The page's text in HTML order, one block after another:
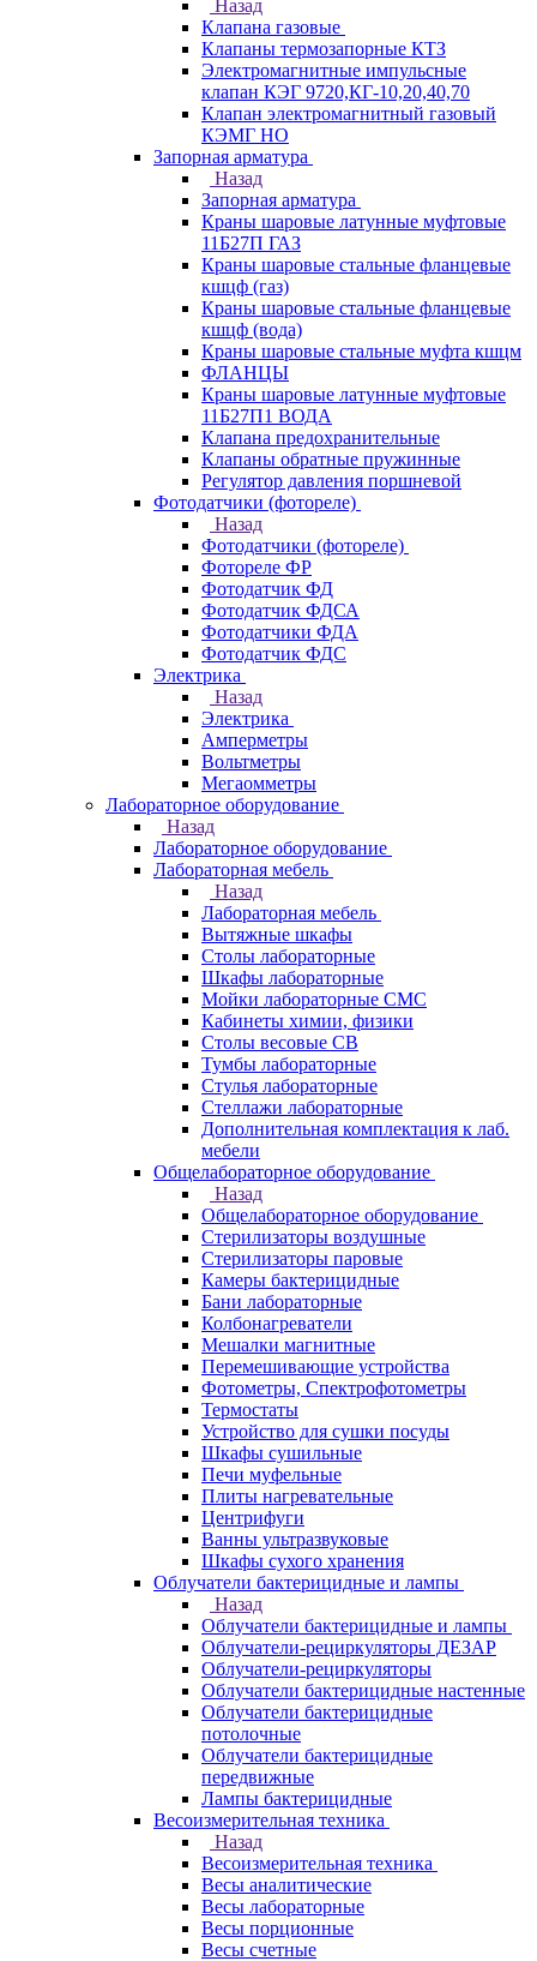
Назад
Клапана газовые
Клапаны термозапорные КТЗ
Электромагнитные импульсные
клапан КЭГ 9720,КГ-10,20,40,70
Клапан электромагнитный газовый
КЭМГ НО
Запорная арматура
Назад
Запорная арматура
Краны шаровые латунные муфтовые
11Б27П ГАЗ
Краны шаровые стальные фланцевые
кшцф (газ)
Краны шаровые стальные фланцевые
кшцф (вода)
Краны шаровые стальные муфта кшцм
ФЛАНЦЫ
Краны шаровые латунные муфтовые
11Б27П1 ВОДА
Клапана предохранительные
Клапаны обратные пружинные
Регулятор давления поршневой
Фотодатчики (фотореле)
Назад
Фотодатчики (фотореле)
Фотореле ФР
Фотодатчик ФД
Фотодатчик ФДСА
Фотодатчики ФДА
Фотодатчик ФДС
Электрика
Назад
Электрика
Амперметры
Вольтметры
Мегаомметры
Лабораторное оборудование
Назад
Лабораторное оборудование
Лабораторная мебель
Назад
Лабораторная мебель
Вытяжные шкафы
Столы лабораторные
Шкафы лабораторные
Мойки лабораторные СМС
Кабинеты химии, физики
Столы весовые СВ
Тумбы лабораторные
Стулья лабораторные
Стеллажи лабораторные
Дополнительная комплектация к лаб.
мебели
Общелабораторное оборудование
Назад
Общелабораторное оборудование
Стерилизаторы воздушные
Стерилизаторы паровые
Камеры бактерицидные
Бани лабораторные
Колбонагреватели
Мешалки магнитные
Перемешивающие устройства
Фотометры, Спектрофотометры
Термостаты
Устройство для сушки посуды
Шкафы сушильные
Печи муфельные
Плиты нагревательные
Центрифуги
Ванны ультразвуковые
Шкафы сухого хранения
Облучатели бактерицидные и лампы
Назад
Облучатели бактерицидные и лампы
Облучатели-рециркуляторы ДЕЗАР
Облучатели-рециркуляторы
Облучатели бактерицидные настенные
Облучатели бактерицидные
потолочные
Облучатели бактерицидные
передвижные
Лампы бактерицидные
Весоизмерительная техника
Назад
Весоизмерительная техника
Весы аналитические
Весы лабораторные
Весы порционные
Весы счетные